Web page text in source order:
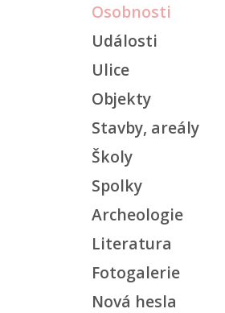
Osobnosti
Události
Ulice
Objekty
Stavby, areály
Školy
Spolky
Archeologie
Literatura
Fotogalerie
Nová hesla